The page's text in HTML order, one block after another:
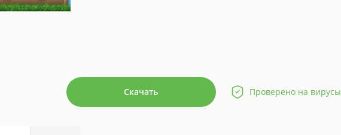
Скачать Проверено на вирусы